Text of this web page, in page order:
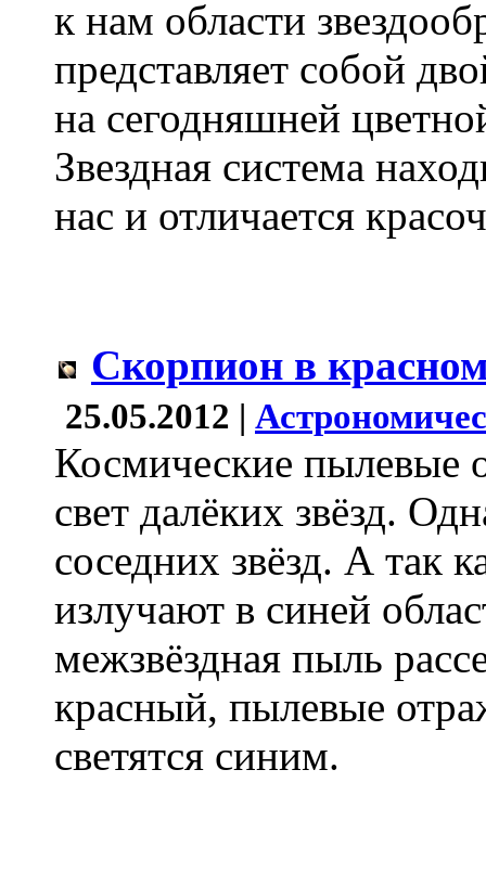
к нам области
представляет собой
на сегодняшней
Звездная система
нас и отличается
Скорпион в
25.05.2012 |
Космические пылевые
свет далёких звёзд.
соседних звёзд. А так
излучают в синей
межзвёздная пыль
красный, пылевые
светятся синим.